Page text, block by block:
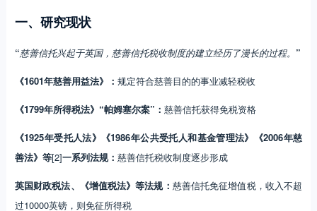
一、研究现状
“慈善信托兴起于英国，慈善信托税收制度的建立经历了漫长的过程。 ”
《1601年慈善用益法》： 规定符合慈善目的的事业减轻税收
《1799年所得税法》“帕姆塞尔案”： 慈善信托获得免税资格
《1925年受托人法》《1986年公共受托人和基金管理法》《2006年慈
善法》等[2]一系列法规： 慈善信托税收制度逐步形成
英国财政税法、《增值税法》等法规： 慈善信托免征增值税，收入不超
过10000英镑，则免征所得税